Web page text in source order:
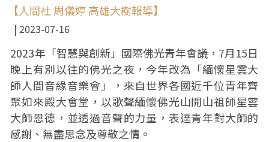
【人間社 周儀婷 高雄大樹報導】
2023-07-16
2023年「智慧與創新」國際佛光青年會議，7月15日
晚上有別以往的佛光之夜，今年改為「緬懷星雲大
師人間音緣音樂會」，來自世界各國近千位青年齊
聚如來殿大會堂，以歌聲緬懷佛光山開山祖師星雲
大師恩德，並透過音聲的力量，表達青年對大師的
感謝、無盡思念及尊敬之情。